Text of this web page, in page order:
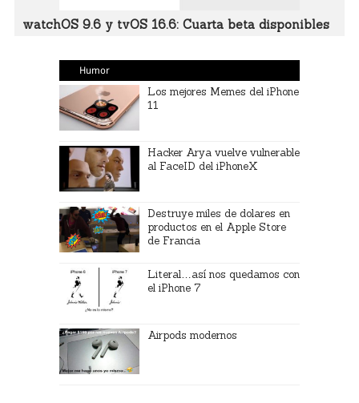
watchOS 9.6 y tvOS 16.6: Cuarta beta disponibles
Humor
Los mejores Memes del iPhone
11
Hacker Arya vuelve vulnerable
al FaceID del iPhoneX
Destruye miles de dolares en
productos en el Apple Store
de Francia
Literal…así nos quedamos con
el iPhone 7
Airpods modernos